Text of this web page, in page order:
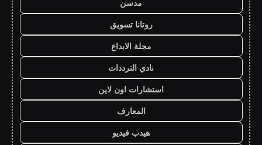
مدسن
روتانا تسويق
مجلة الابداع
نادي الترددات
استشارات اون لاين
المعارف
هيدب فيديو